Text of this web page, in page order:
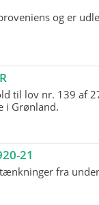
og er
til lov nr. 139 af
i Grønland.
21
fra